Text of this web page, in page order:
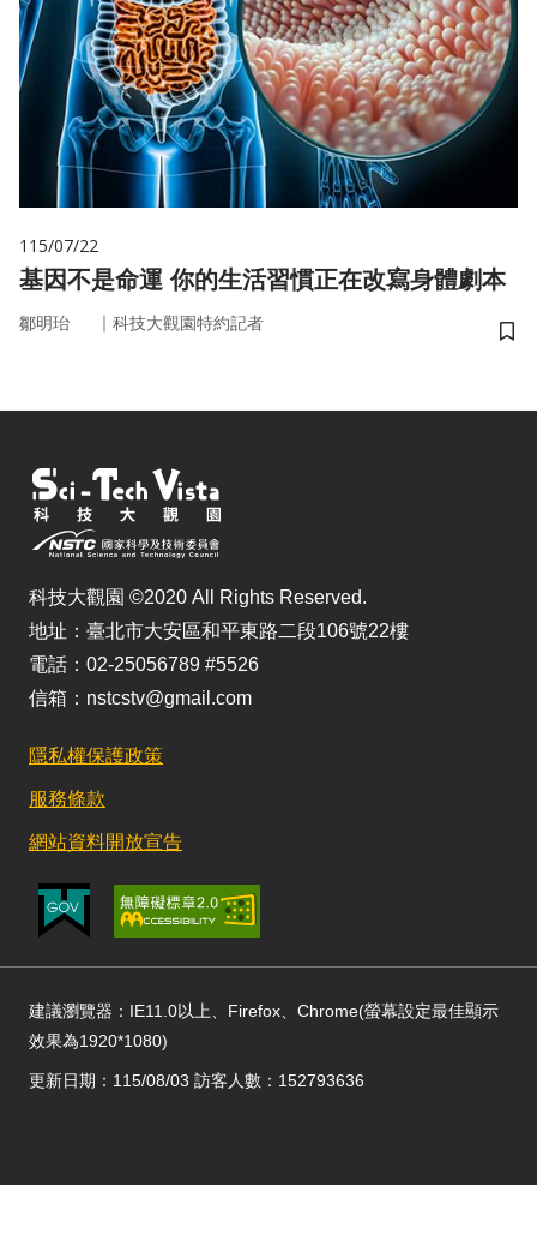
115/07/22
基因不是命運 你的生活習慣正在改寫身體劇本
鄒明珆 ｜ 科技大觀園特約記者
儲
科技大觀園 ©2020 All Rights Reserved.
地址：臺北市大安區和平東路二段106號22樓
電話：02-25056789 #5526
信箱：nstcstv@gmail.com
隱私權保護政策
服務條款
網站資料開放宣告
建議瀏覽器：IE11.0以上、Firefox、Chrome(螢幕設定最佳顯示
效果為1920*1080)
更新日期：115/08/03 訪客人數：152793636